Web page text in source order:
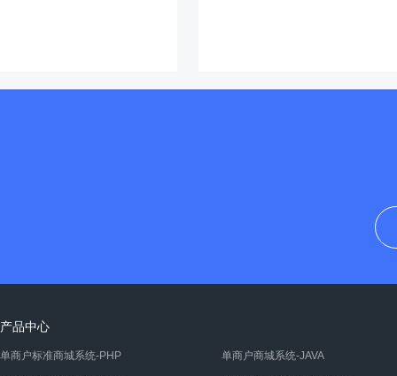
产品中心
单商户标准商城系统-PHP 单商户商城系统-JAVA